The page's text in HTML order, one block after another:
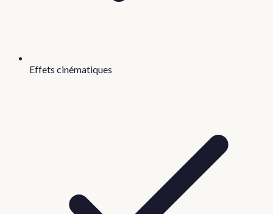
Effets cinématiques